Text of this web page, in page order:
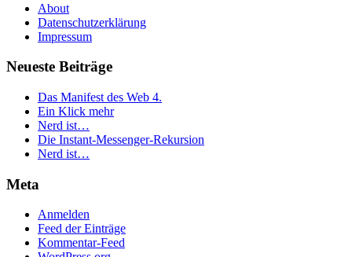
About
Datenschutzerklärung
Impressum
Neueste Beiträge
Das Manifest des Web 4.
Ein Klick mehr
Nerd ist…
Die Instant-Messenger-Rekursion
Nerd ist…
Meta
Anmelden
Feed der Einträge
Kommentar-Feed